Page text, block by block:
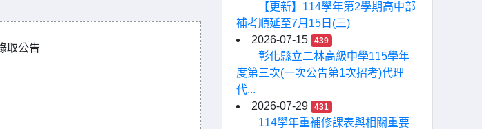
取公告
【更新】114學年第2學期高中部
補考順延至7月15日(三)
2026-07-15
439
彰化縣立二林高級中學115學年
度第三次(一次公告第1次招考)代理
代...
2026-07-29
431
114學年重補修課表與相關重要